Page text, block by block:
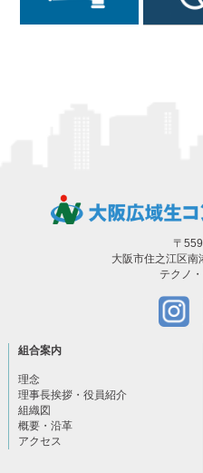
〒
大阪市住之江区
テクノ
組合案内
理念
理事長挨拶・役員紹介
組織図
概要・沿革
アクセス